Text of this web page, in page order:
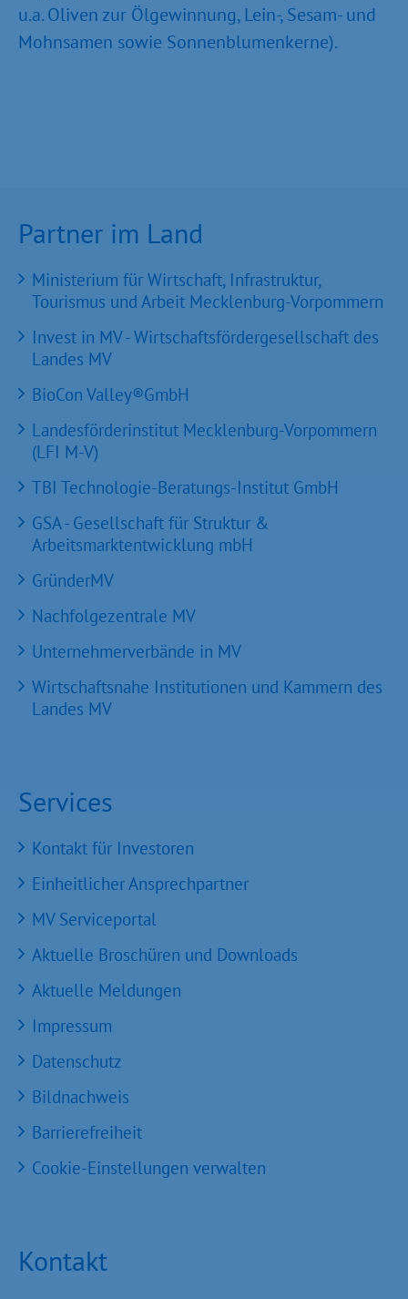
u.a. Oliven zur Ölgewinnung, Lein-, Sesam- und
Mohnsamen sowie Sonnenblumenkerne).
Partner im Land
Ministerium für Wirtschaft, Infrastruktur,
Tourismus und Arbeit Mecklenburg-Vorpommern
Invest in MV - Wirtschaftsfördergesellschaft des
Landes MV
BioCon Valley®GmbH
Landesförderinstitut Mecklenburg-Vorpommern
(LFI M-V)
TBI Technologie-Beratungs-Institut GmbH
GSA - Gesellschaft für Struktur &
Arbeitsmarktentwicklung mbH
GründerMV
Nachfolgezentrale MV
Unternehmerverbände in MV
Wirtschaftsnahe Institutionen und Kammern des
Landes MV
Services
Kontakt für Investoren
Einheitlicher Ansprechpartner
MV Serviceportal
Aktuelle Broschüren und Downloads
Aktuelle Meldungen
Impressum
Datenschutz
Bildnachweis
Barrierefreiheit
Cookie-Einstellungen verwalten
Kontakt